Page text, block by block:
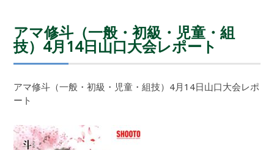
アマ修斗（一般・初級・児童・組
技）4月14日山口大会レポート
アマ修斗（一般・初級・児童・組技）4月14日山口大会レポ
ート